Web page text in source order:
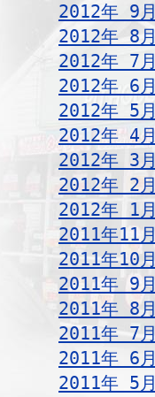
2012年 9月
2012年 8月
2012年 7月
2012年 6月
2012年 5月
2012年 4月
2012年 3月
2012年 2月
2012年 1月
2011年11月
2011年10月
2011年 9月
2011年 8月
2011年 7月
2011年 6月
2011年 5月